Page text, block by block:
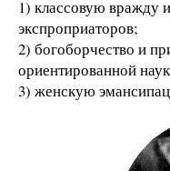
1) классовую вражду
экспроприаторов;
2) богоборчество и
ориентированной
3) женскую